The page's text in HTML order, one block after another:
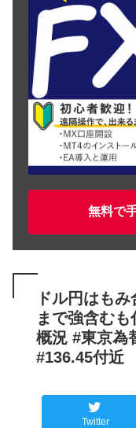
無料で
ドル円はも
まで強含む
概況 #東京為
#136.45付近
Twitter